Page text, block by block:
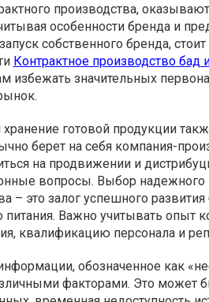
производства,
особенности бренда и
собственного бренда,
Контрактное производство бад
избежать значительных
хранение готовой продукции
берет на себя компания-
на продвижении и
вопросы. Выбор надежного
– это залог успешного
питания. Важно учитывать опыт
квалификацию персонала и
обозначенное как
факторами. Это может